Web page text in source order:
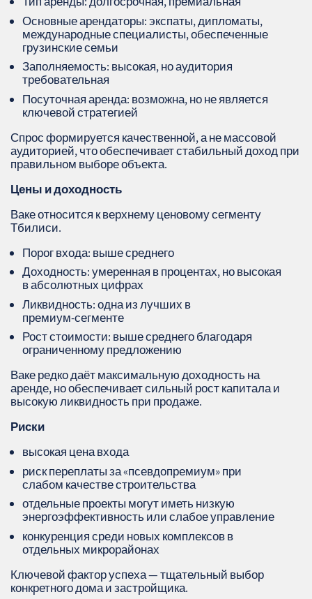
Основные арендаторы: экспаты, дипломаты,
международные специалисты, обеспеченные
грузинские семьи
Заполняемость: высокая, но аудитория
требовательная
Посуточная аренда: возможна, но не является
ключевой стратегией
Спрос формируется качественной, а не массовой
аудиторией, что обеспечивает стабильный доход при
правильном выборе объекта.
Цены и доходность
Ваке относится к верхнему ценовому сегменту
Тбилиси.
Порог входа: выше среднего
Доходность: умеренная в процентах, но высокая
в абсолютных цифрах
Ликвидность: одна из лучших в
премиум‑сегменте
Рост стоимости: выше среднего благодаря
ограниченному предложению
Ваке редко даёт максимальную доходность на
аренде, но обеспечивает сильный рост капитала и
высокую ликвидность при продаже.
Риски
высокая цена входа
риск переплаты за «псевдопремиум» при
слабом качестве строительства
отдельные проекты могут иметь низкую
энергоэффективность или слабое управление
конкуренция среди новых комплексов в
отдельных микрорайонах
Ключевой фактор успеха — тщательный выбор
конкретного дома и застройщика.